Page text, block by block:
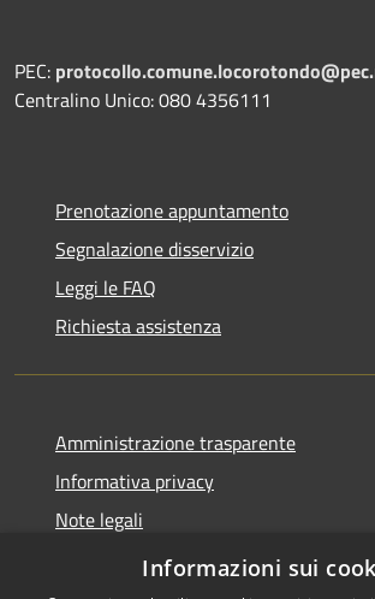
PEC:
Centralino Unico: 080 4356111
Prenotazione appuntamento
Segnalazione disservizio
Leggi le FAQ
Richiesta assistenza
Amministrazione trasparente
Informativa privacy
Note legali
Dichiarazione di accessibilità
Informazioni sui